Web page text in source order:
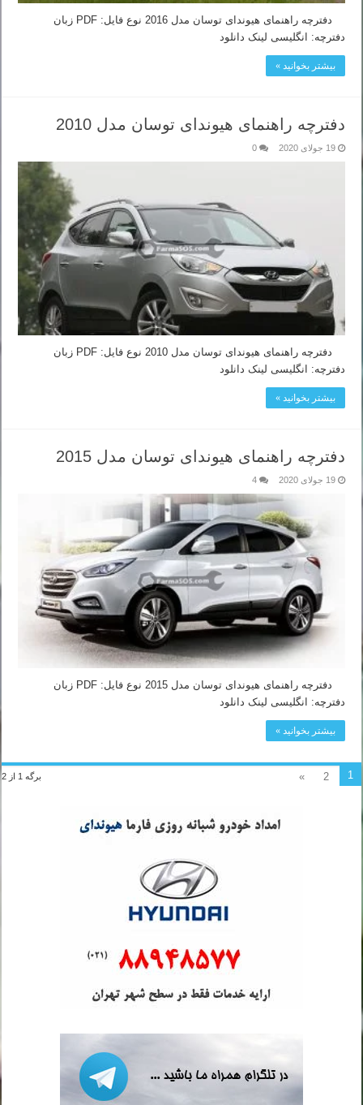
دفترچه راهنمای هیوندای توسان مدل 2016 نوع فایل: PDF زبان
دفترچه: انگلیسی لینک دانلود
بیشتر بخوانید »
دفترچه راهنمای هیوندای توسان مدل 2010
19 جولای 2020 0
دفترچه راهنمای هیوندای توسان مدل 2010 نوع فایل: PDF زبان
دفترچه: انگلیسی لینک دانلود
بیشتر بخوانید »
دفترچه راهنمای هیوندای توسان مدل 2015
19 جولای 2020 4
دفترچه راهنمای هیوندای توسان مدل 2015 نوع فایل: PDF زبان
دفترچه: انگلیسی لینک دانلود
بیشتر بخوانید »
برگه 1 از 2 1
2
»